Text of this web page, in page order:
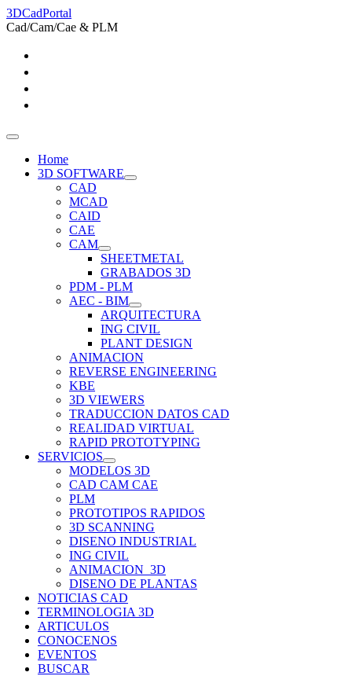
3DCadPortal
Cad/Cam/Cae & PLM
Home
3D SOFTWARE
CAD
MCAD
CAID
CAE
CAM
SHEETMETAL
GRABADOS 3D
PDM - PLM
AEC - BIM
ARQUITECTURA
ING CIVIL
PLANT DESIGN
ANIMACION
REVERSE ENGINEERING
KBE
3D VIEWERS
TRADUCCION DATOS CAD
REALIDAD VIRTUAL
RAPID PROTOTYPING
SERVICIOS
MODELOS 3D
CAD CAM CAE
PLM
PROTOTIPOS RAPIDOS
3D SCANNING
DISENO INDUSTRIAL
ING CIVIL
ANIMACION_3D
DISENO DE PLANTAS
NOTICIAS CAD
TERMINOLOGIA 3D
ARTICULOS
CONOCENOS
EVENTOS
BUSCAR